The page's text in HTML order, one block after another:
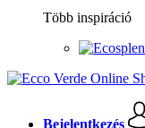
Több inspiráció
Bejelentkezés